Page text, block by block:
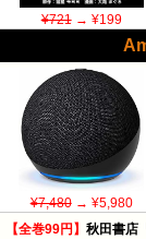
¥721→ ¥199
¥7,480→ ¥5,980
【全巻99円】 秋田書店